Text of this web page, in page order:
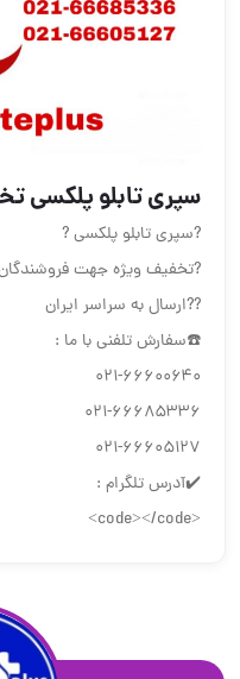
سپری تابلو پلکسی
?سپری تابلو پلکسی ?
?تخفیف ویژه جهت
??ارسال به سراسر ایران
☎️سفارش تلفنی با ما :
۰۲۱-۶۶۶۰۰۶۴۰
۰۲۱-۶۶۶۸۵۳۳۶
۰۲۱-۶۶۶۰۵۱۲۷
✔️آدرس تلگرام :
<code></code>